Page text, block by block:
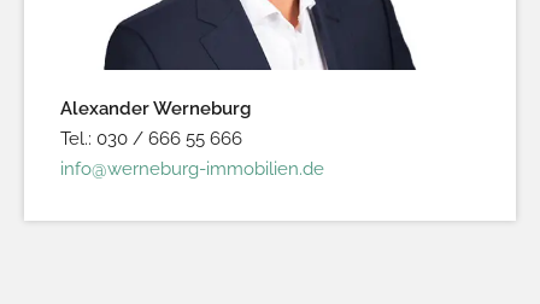
Alexander Werneburg
Tel.: 030 / 666 55 666
info@werneburg-immobilien.de